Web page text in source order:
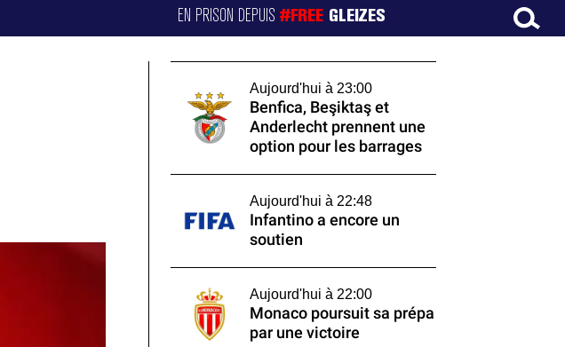
EN PRISON DEPUIS#FREE GLEIZES
Aujourd'hui à 23:00
Benfica, Beşiktaş et
Anderlecht prennent une
option pour les barrages
Aujourd'hui à 22:48
Infantino a encore un
soutien
Aujourd'hui à 22:00
Monaco poursuit sa prépa
par une victoire